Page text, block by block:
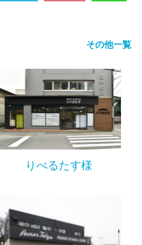
その他一覧
りべるたす様